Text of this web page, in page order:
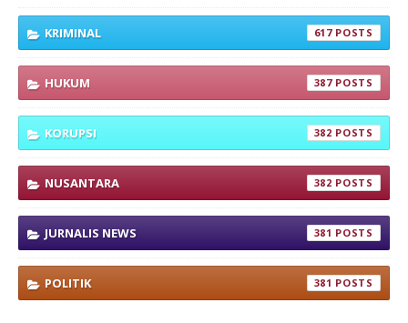
KRIMINAL 617
HUKUM 387
KORUPSI 382
NUSANTARA 382
JURNALIS NEWS 381
POLITIK 381